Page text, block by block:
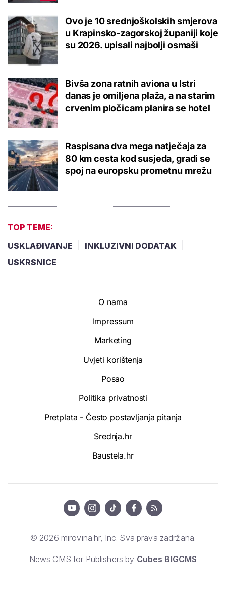
Ovo je 10 srednjoškolskih smjerova
u Krapinsko-zagorskoj županiji koje
su 2026. upisali najbolji osmaši
Bivša zona ratnih aviona u Istri
danas je omiljena plaža, a na starim
crvenim pločicam planira se hotel
Raspisana dva mega natječaja za
80 km cesta kod susjeda, gradi se
spoj na europsku prometnu mrežu
TOP TEME:
USKLAĐIVANJE
INKLUZIVNI DODATAK
USKRSNICE
O nama
Impressum
Marketing
Uvjeti korištenja
Posao
Politika privatnosti
Pretplata - Često postavljanja pitanja
Srednja.hr
Baustela.hr
© 2026 mirovina.hr, Inc. Sva prava zadržana.
News CMS for Publishers by Cubes BIGCMS